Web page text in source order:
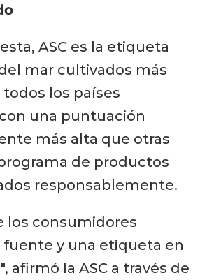
ASC es la etiqueta
mar cultivados más
los países
una puntuación
más alta que otras
de productos
responsablemente.
los consumidores
y una etiqueta en
afirmó la ASC a través de